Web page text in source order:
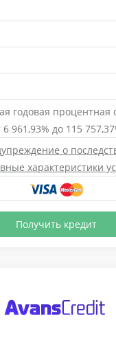
годовая процентная
6 961,93% до 115
о
характеристики
Получить кредит